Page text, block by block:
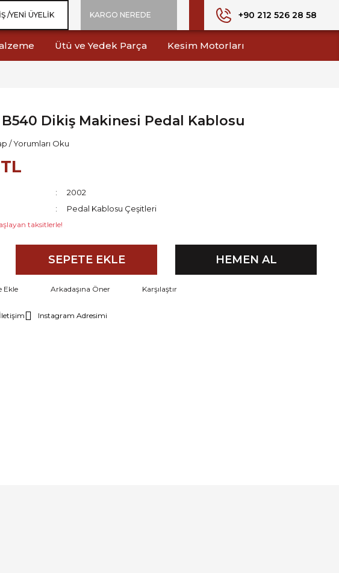
/YENI ÜYELIK KARGO NEREDE +90 212 526 28 58
Ütü ve Yedek Parça Kesim Motorları
Dikiş Makinesi Pedal Kablosu
/ Yorumları Oku
2002
Pedal Kablosu Çeşitleri
taksitlerle!
SEPETE EKLE HEMEN AL
Arkadaşına Öner Karşılaştır
Instagram Adresimi